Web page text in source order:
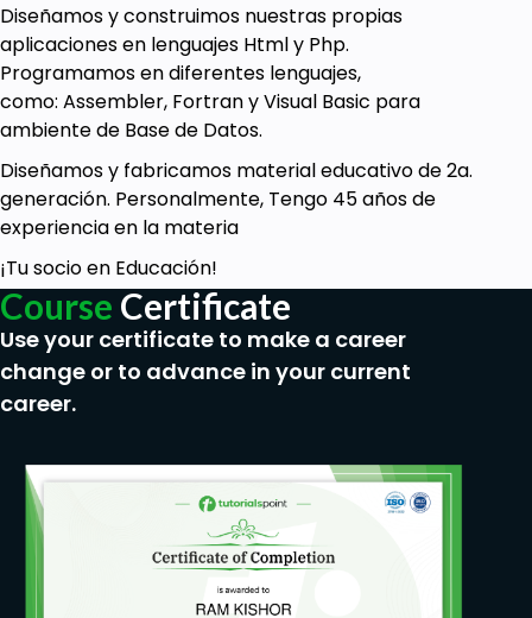
Diseñamos y construimos nuestras propias
aplicaciones en lenguajes Html y Php.
Programamos en diferentes lenguajes,
como: Assembler, Fortran y Visual Basic para
ambiente de Base de Datos.
Diseñamos y fabricamos material educativo de 2a.
generación. Personalmente, Tengo 45 años de
experiencia en la materia
¡Tu socio en Educación!
Course Certificate
Use your certificate to make a career
change or to advance in your current
career.